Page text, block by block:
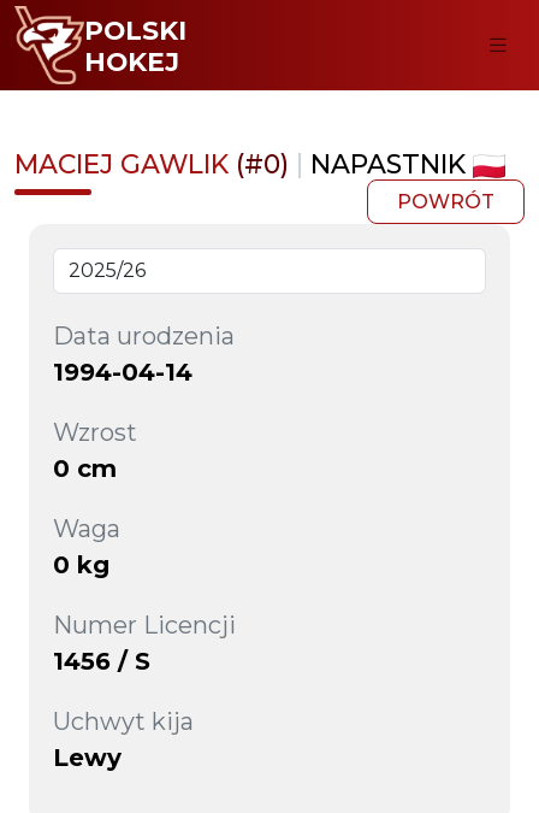
POLSKI
HOKEJ
MACIEJ GAWLIK (#0) | NAPASTNIK
POWRÓT
Data urodzenia
1994-04-14
Wzrost
0 cm
Waga
0 kg
Numer Licencji
1456 / S
Uchwyt kija
Lewy